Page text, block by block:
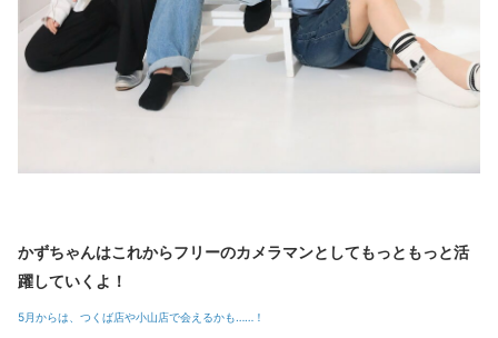
かずちゃんはこれからフリーのカメラマンとしてもっともっと活
躍していくよ！
5月からは、つくば店や小山店で会えるかも……！